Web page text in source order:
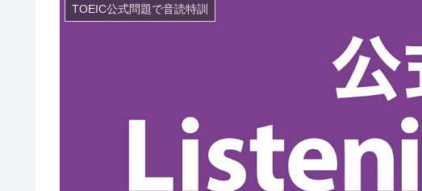
TOEIC公式問題で音読特訓